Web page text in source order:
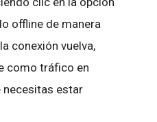
offline de manera
conexión vuelva,
como tráfico en
necesitas estar